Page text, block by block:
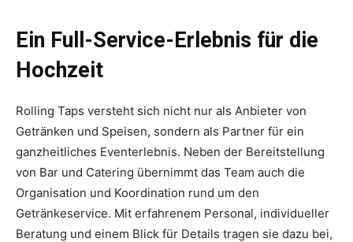
Ein Full-Service-Erlebnis für die
Hochzeit
Rolling Taps versteht sich nicht nur als Anbieter von
Getränken und Speisen, sondern als Partner für ein
ganzheitliches Eventerlebnis. Neben der Bereitstellung
von Bar und Catering übernimmt das Team auch die
Organisation und Koordination rund um den
Getränkeservice. Mit erfahrenem Personal, individueller
Beratung und einem Blick für Details tragen sie dazu bei,